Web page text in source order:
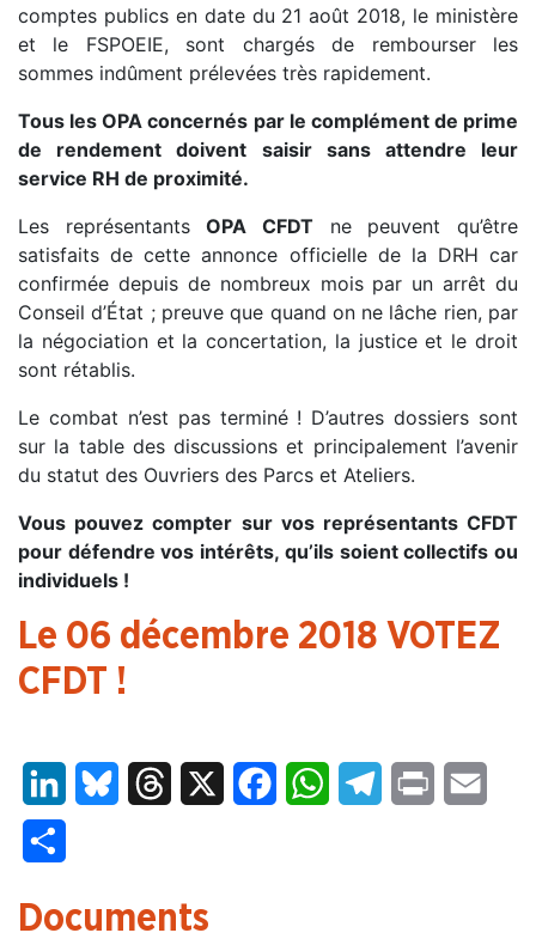
comptes publics en date du 21 août 2018, le ministère
et le FSPOEIE, sont chargés de rembourser les
sommes indûment prélevées très rapidement.
Tous les OPA concernés par le complément de prime
de rendement doivent saisir sans attendre leur
service RH de proximité.
Les représentantsOPA CFDT ne peuvent qu’être
satisfaits de cette annonce officielle de la DRH car
confirmée depuis de nombreux mois par un arrêt du
Conseil d’État ; preuve que quand on ne lâche rien, par
la négociation et la concertation, la justice et le droit
sont rétablis.
Le combat n’est pas terminé ! D’autres dossiers sont
sur la table des discussions et principalement l’avenir
du statut des Ouvriers des Parcs et Ateliers.
Vous pouvez compter sur vos représentants CFDT
pour défendre vos intérêts, qu’ils soient collectifs ou
individuels !
Le 06 décembre 2018 VOTEZ
CFDT !
LinkedInBluesky Threads FacebookWhatsAppTelegram
Print
Documents